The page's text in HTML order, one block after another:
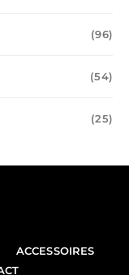
(96)
(54)
(25)
ACCESSOIRES